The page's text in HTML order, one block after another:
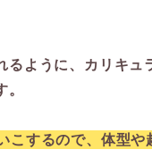
るように、カリキ
こするので、体型